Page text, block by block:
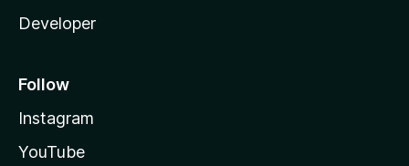
Developer
Follow
Instagram
YouTube